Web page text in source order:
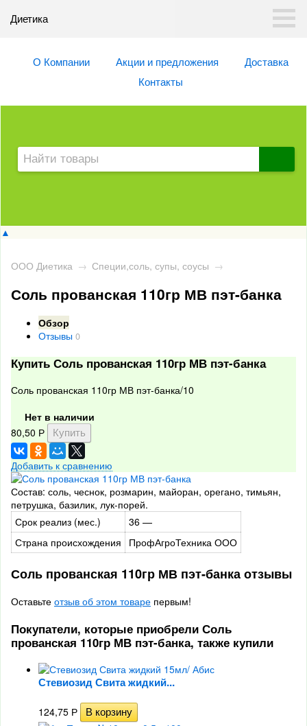
Диетика
О Компании Акции и предложения
Доставка
Контакты
▲
ООО Диетика → Специи,соль, супы, соусы →
Соль прованская 110гр МВ пэт-банка
Обзор
Отзывы 0
Купить Соль прованская 110гр МВ пэт-банка
Соль прованская 110гр МВ пэт-банка/10
Нет в наличии
80,50 Р
Добавить к сравнению
Состав: соль, чеснок, розмарин, майоран, орегано, тимьян,
петрушка, базилик, лук-порей.
Срок реализ (мес.)
36 —
Страна происхождения
ПрофАгроТехника ООО
Соль прованская 110гр МВ пэт-банка отзывы
Оставьте отзыв об этом товаре первым!
Покупатели, которые приобрели Соль
прованская 110гр МВ пэт-банка, также купили
Стевиозид Свита жидкий...
124,75 Р